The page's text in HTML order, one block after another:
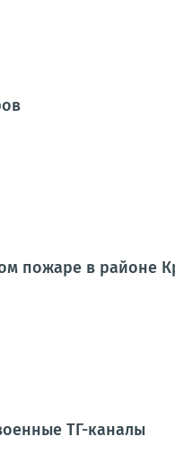
пожаре в районе
ТГ-каналы